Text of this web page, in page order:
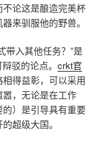
论这是酿造完美杯
来驯服他的野兽。
带入其他任务？”是
驳的论点。 crkt官
得益彰，可以采用
，无论是在工作
）是引导具有重要
超级大国。